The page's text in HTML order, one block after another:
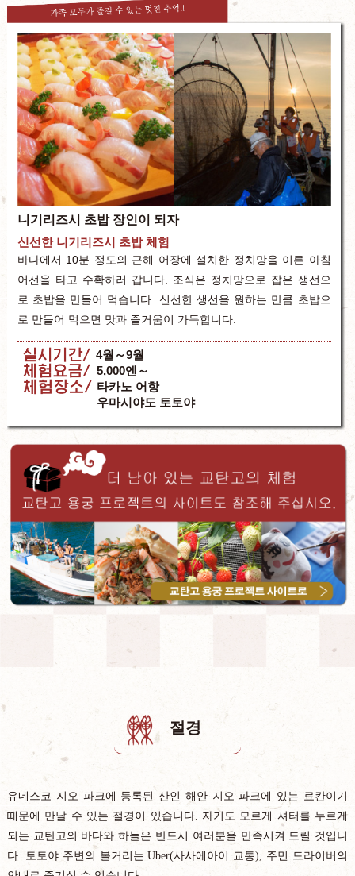
니기리즈시 초밥 장인이 되자
신선한 니기리즈시 초밥 체험
바다에서 10분 정도의 근해 어장에 설치한 정치망을 이른 아침
어선을 타고 수확하러 갑니다. 조식은 정치망으로 잡은 생선으
로 초밥을 만들어 먹습니다. 신선한 생선을 원하는 만큼 초밥으
로 만들어 먹으면 맛과 즐거움이 가득합니다.
실시기간
4월～9월
체험요금
5,000엔～
체험장소
타카노 어항
우마시야도 토토야
절경
유네스코 지오 파크에 등록된 산인 해안 지오 파크에 있는 료칸이기
때문에 만날 수 있는 절경이 있습니다. 자기도 모르게 셔터를 누르게
되는 교탄고의 바다와 하늘은 반드시 여러분을 만족시켜 드릴 것입니
다. 토토야 주변의 볼거리는 Uber(사사에아이 교통), 주민 드라이버의